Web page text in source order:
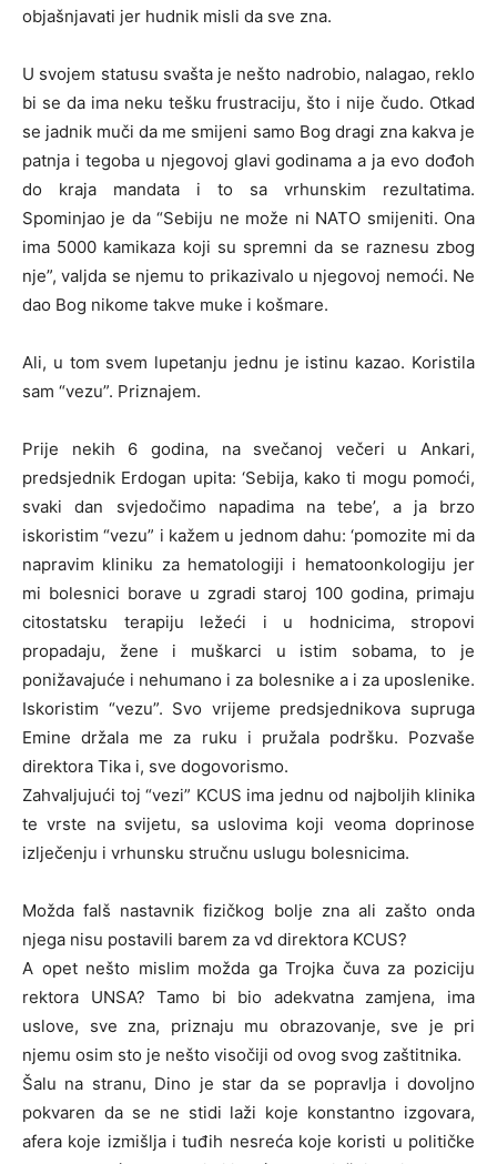
objašnjavati jer hudnik misli da sve zna.
U svojem statusu svašta je nešto nadrobio, nalagao, reklo
bi se da ima neku tešku frustraciju, što i nije čudo. Otkad
se jadnik muči da me smijeni samo Bog dragi zna kakva je
patnja i tegoba u njegovoj glavi godinama a ja evo dođoh
do kraja mandata i to sa vrhunskim rezultatima.
Spominjao je da “Sebiju ne može ni NATO smijeniti. Ona
ima 5000 kamikaza koji su spremni da se raznesu zbog
nje”, valjda se njemu to prikazivalo u njegovoj nemoći. Ne
dao Bog nikome takve muke i košmare.
Ali, u tom svem lupetanju jednu je istinu kazao. Koristila
sam “vezu”. Priznajem.
Prije nekih 6 godina, na svečanoj večeri u Ankari,
predsjednik Erdogan upita: ‘Sebija, kako ti mogu pomoći,
svaki dan svjedočimo napadima na tebe’, a ja brzo
iskoristim “vezu” i kažem u jednom dahu: ‘pomozite mi da
napravim kliniku za hematologiji i hematoonkologiju jer
mi bolesnici borave u zgradi staroj 100 godina, primaju
citostatsku terapiju ležeći i u hodnicima, stropovi
propadaju, žene i muškarci u istim sobama, to je
ponižavajuće i nehumano i za bolesnike a i za uposlenike.
Iskoristim “vezu”. Svo vrijeme predsjednikova supruga
Emine držala me za ruku i pružala podršku. Pozvaše
direktora Tika i, sve dogovorismo.
Zahvaljujući toj “vezi” KCUS ima jednu od najboljih klinika
te vrste na svijetu, sa uslovima koji veoma doprinose
izlječenju i vrhunsku stručnu uslugu bolesnicima.
Možda falš nastavnik fizičkog bolje zna ali zašto onda
njega nisu postavili barem za vd direktora KCUS?
A opet nešto mislim možda ga Trojka čuva za poziciju
rektora UNSA? Tamo bi bio adekvatna zamjena, ima
uslove, sve zna, priznaju mu obrazovanje, sve je pri
njemu osim sto je nešto visočiji od ovog svog zaštitnika.
Šalu na stranu, Dino je star da se popravlja i dovoljno
pokvaren da se ne stidi laži koje konstantno izgovara,
afera koje izmišlja i tuđih nesreća koje koristi u političke